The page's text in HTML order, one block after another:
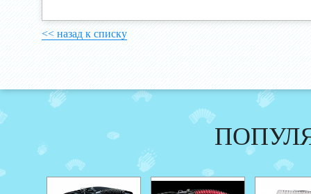
<< назад к списку